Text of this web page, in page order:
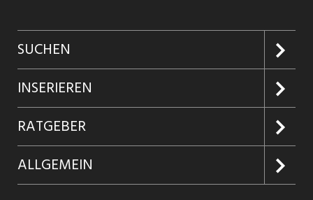
SUCHEN
Jobs suchen
Jobabo
Firmen entdecken
Jobs in Graubünden
INSERIEREN
Kundenlogin
Inserieren
Produkte
RATGEBER
Glossar
ALLGEMEIN